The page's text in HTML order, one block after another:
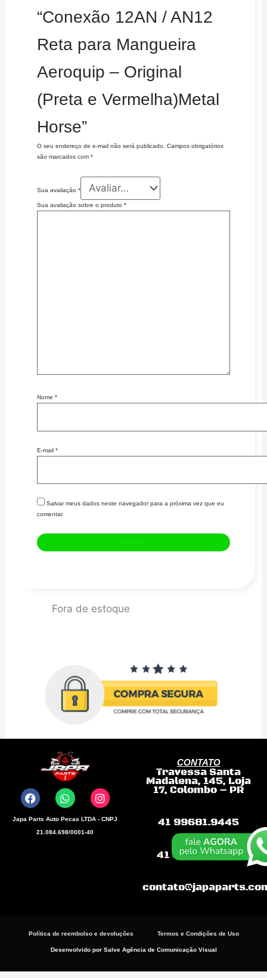
“Conexão 12AN / AN12
Reta para Mangueira
Aeroquip – Original
(Preta e Vermelha)Metal
Horse”
O seu endereço de e-mail não será publicado. Campos obrigatórios
são marcados com *
Sua avaliação *
Sua avaliação sobre o produto *
Nome *
E-mail *
Salvar meus dados neste navegador para a próxima vez que eu
comentar.
Fora de estoque
a
c
e
b
W
h
a
t
s
a
n
s
t
a
Japa Parts Auto Pecas LTDA - CNPJ
21.084.698/0001-40
CONTATO
Travessa Santa
Madalena, 145, Loja
17, Colombo – PR
41 99681.9445
41 99868-3198
Política de reembolso e devoluções Termos e Condições de Uso
Desenvolvido por Salve Agência de Comunicação Visual